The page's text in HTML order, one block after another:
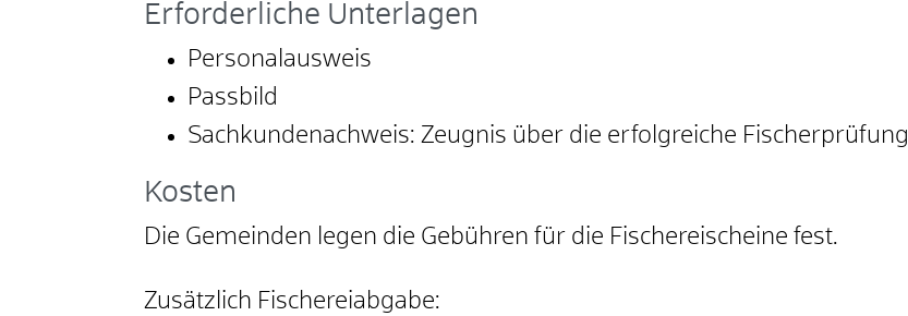
Erforderliche Unterlagen
Personalausweis
Passbild
Sachkundenachweis: Zeugnis über die erfolgreiche Fischerprüfung
Kosten
Die Gemeinden legen die Gebühren für die Fischereischeine fest.
Zusätzlich Fischereiabgabe: